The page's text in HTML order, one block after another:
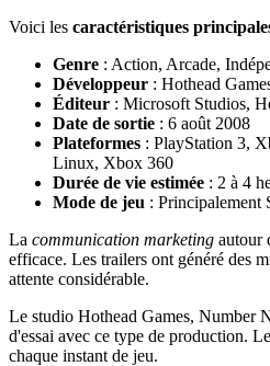
Voici les caractéristiques
Genre : Action, Arcade,
Développeur : Hothead
Éditeur : Microsoft Studios,
Date de sortie : 6 août 2008
Plateformes : PlayStation 3,
Linux, Xbox 360
Durée de vie estimée : 2 à 4
Mode de jeu : Principalement
La communication marketing autour
efficace. Les trailers ont généré des
attente considérable.
Le studio Hothead Games, Number
d'essai avec ce type de production.
chaque instant de jeu.